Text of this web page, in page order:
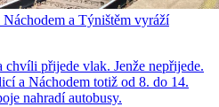
a Týništěm vyráží
chvíli přijede vlak. Jenže nepřijede.
a Náchodem totiž od 8. do 14.
nahradí autobusy.